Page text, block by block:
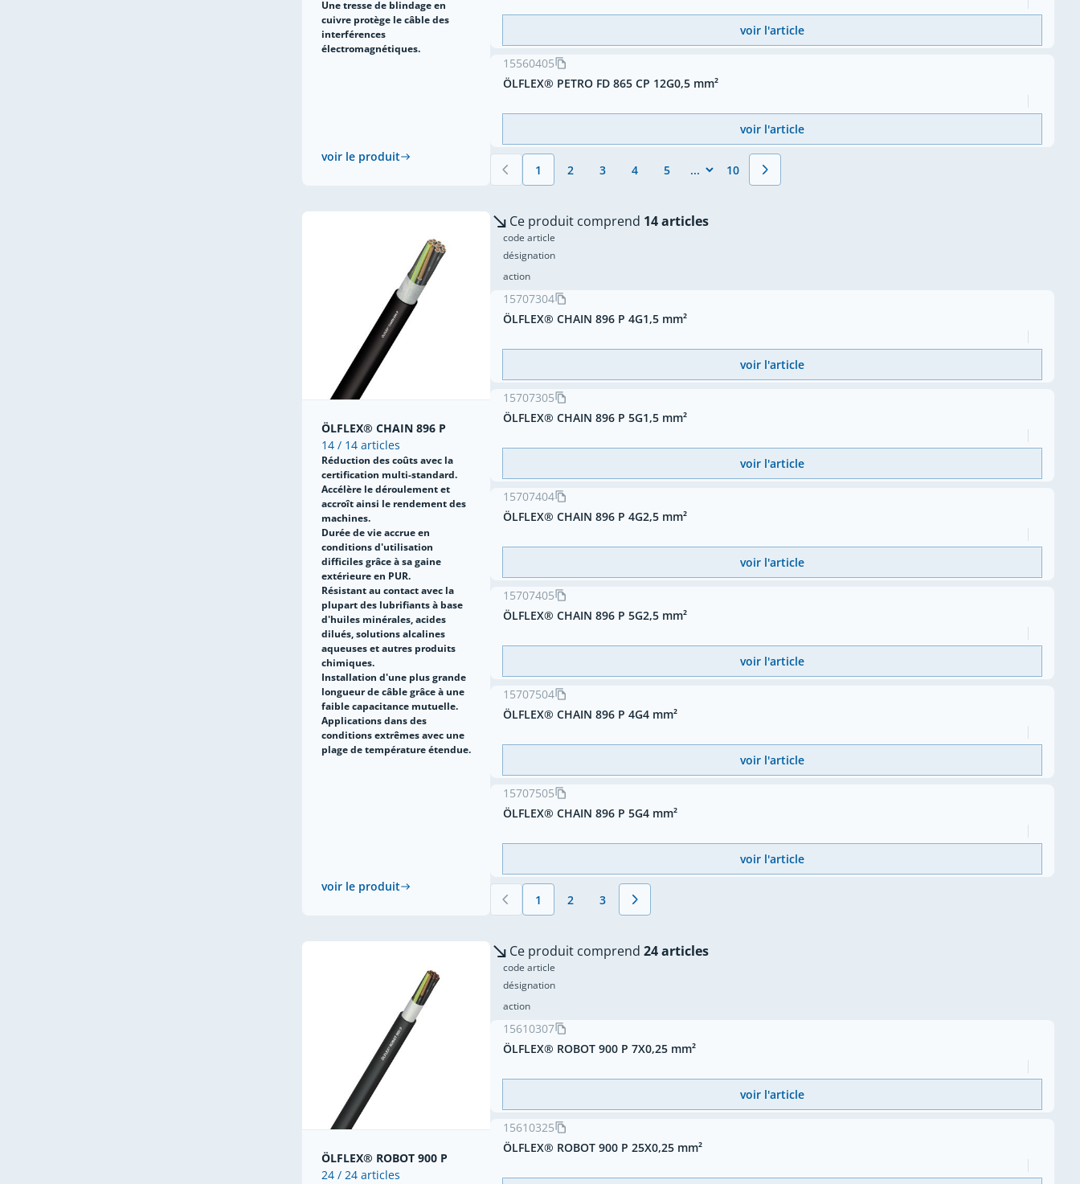
Une tresse de blindage en
cuivre protège le câble des
interférences
électromagnétiques.
voir le produit
voir l'article
15560405
ÖLFLEX® PETRO FD 865 CP 12G0,5 mm²
voir l'article
Vous lisez actuellement la page
1 Page
2 Page
3 Page
4 Page
5 Page
10
ÖLFLEX® CHAIN 896 P
14 / 14 articles
Réduction des coûts avec la
certification multi-standard.
Accélère le déroulement et
accroît ainsi le rendement des
machines.
Durée de vie accrue en
conditions d'utilisation
difficiles grâce à sa gaine
extérieure en PUR.
Résistant au contact avec la
plupart des lubrifiants à base
d'huiles minérales, acides
dilués, solutions alcalines
aqueuses et autres produits
chimiques.
Installation d'une plus grande
longueur de câble grâce à une
faible capacitance mutuelle.
Applications dans des
conditions extrêmes avec une
plage de température étendue.
voir le produit
Ce produit comprend 14 articles
code article
désignation
action
15707304
ÖLFLEX® CHAIN 896 P 4G1,5 mm²
voir l'article
15707305
ÖLFLEX® CHAIN 896 P 5G1,5 mm²
voir l'article
15707404
ÖLFLEX® CHAIN 896 P 4G2,5 mm²
voir l'article
15707405
ÖLFLEX® CHAIN 896 P 5G2,5 mm²
voir l'article
15707504
ÖLFLEX® CHAIN 896 P 4G4 mm²
voir l'article
15707505
ÖLFLEX® CHAIN 896 P 5G4 mm²
voir l'article
Vous lisez actuellement la page
1 Page
2 Page
3
ÖLFLEX® ROBOT 900 P
24 / 24 articles
Ce produit comprend 24 articles
code article
désignation
action
15610307
ÖLFLEX® ROBOT 900 P 7X0,25 mm²
voir l'article
15610325
ÖLFLEX® ROBOT 900 P 25X0,25 mm²